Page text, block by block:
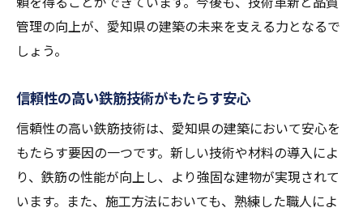
管理の向上が、愛知県の建築の未来を支える力となるで
しょう。
信頼性の高い鉄筋技術がもたらす安心
信頼性の高い鉄筋技術は、愛知県の建築において安心を
もたらす要因の一つです。新しい技術や材料の導入によ
り、鉄筋の性能が向上し、より強固な建物が実現されて
います。また、施工方法においても、熟練した職人によ